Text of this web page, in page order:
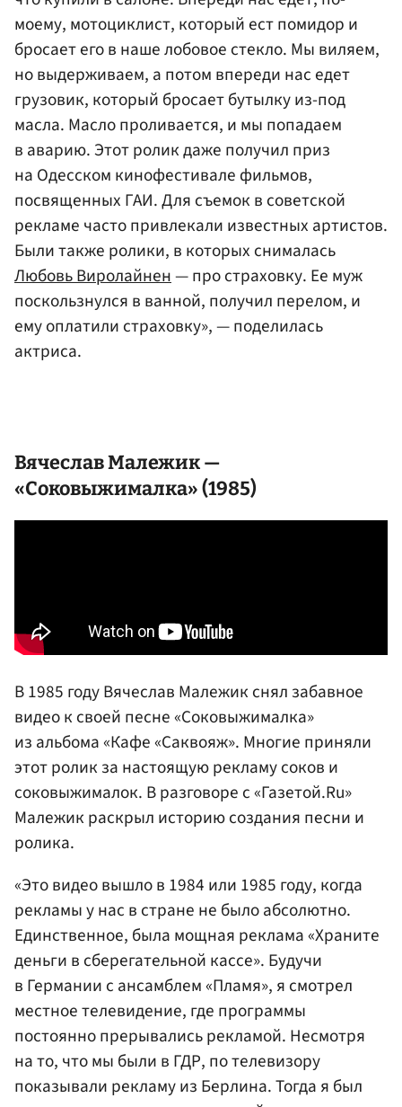
моему, мотоциклист, который ест помидор и
бросает его в наше лобовое стекло. Мы виляем,
но выдерживаем, а потом впереди нас едет
грузовик, который бросает бутылку из-под
масла. Масло проливается, и мы попадаем
в аварию. Этот ролик даже получил приз
на Одесском кинофестивале фильмов,
посвященных ГАИ. Для съемок в советской
рекламе часто привлекали известных артистов.
Были также ролики, в которых снималась
Любовь Виролайнен— про страховку. Ее муж
поскользнулся в ванной, получил перелом, и
ему оплатили страховку», — поделилась
актриса.
Вячеслав Малежик—
«Соковыжималка» (1985)
В 1985 году Вячеслав Малежик снял забавное
видео к своей песне «Соковыжималка»
из альбома «Кафе «Саквояж». Многие приняли
этот ролик за настоящую рекламу соков и
соковыжималок. В разговоре с «Газетой.Ru»
Малежик раскрыл историю создания песни и
ролика.
«Это видео вышло в 1984 или 1985 году, когда
рекламы у нас в стране не было абсолютно.
Единственное, была мощная реклама «Храните
деньги в сберегательной кассе». Будучи
в Германии с ансамблем «Пламя», я смотрел
местное телевидение, где программы
постоянно прерывались рекламой. Несмотря
на то, что мы были в ГДР, по телевизору
показывали рекламу из Берлина. Тогда я был